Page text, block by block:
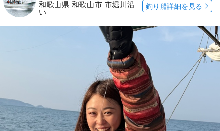
和歌山県 和歌山市 市堀川沿
い
釣り船詳細を見る